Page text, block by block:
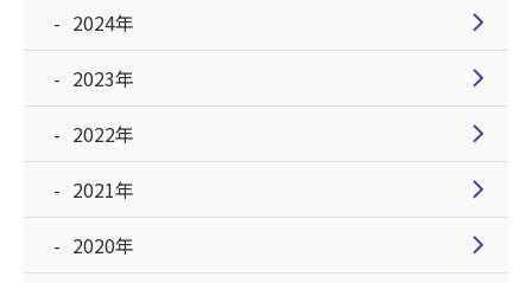
2024年 chevron_right
2023年 chevron_right
2022年 chevron_right
2021年 chevron_right
2020年
chevron_right